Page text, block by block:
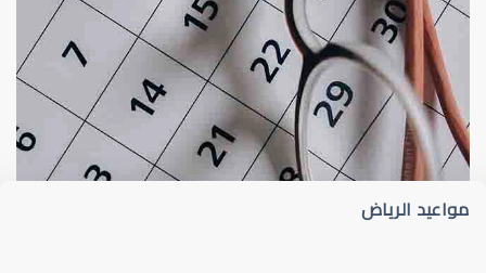
قلوبال لرعاية العين ضعف نظر
مواعيد الرياض